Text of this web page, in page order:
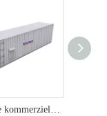
Großartige kommerzielle und industrielle ESS | Hochleistungs-Energiespeichersystem für nachhaltige Netzlösungen